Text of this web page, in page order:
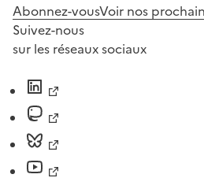
Abonnez-vousVoir nos
Suivez-nous
sur les réseaux sociaux